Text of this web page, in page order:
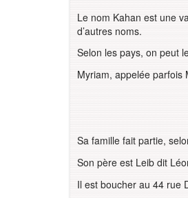
Le nom Kahan est une
d’autres noms.
Selon les pays, on peut
Myriam, appelée parfois
Sa famille fait partie,
Son père est Leib dit
Il est boucher au 44 rue